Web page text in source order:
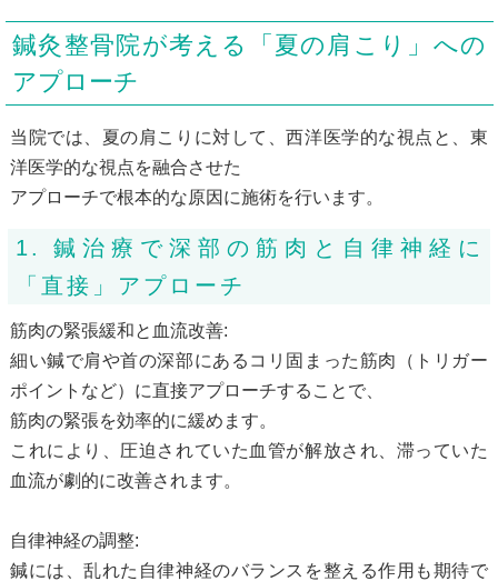
鍼灸整骨院が考える「夏の肩こり」への
アプローチ
当院では、夏の肩こりに対して、西洋医学的な視点と、東
洋医学的な視点を融合させた
アプローチで根本的な原因に施術を行います。
1. 鍼治療で深部の筋肉と自律神経に
「直接」アプローチ
筋肉の緊張緩和と血流改善:
細い鍼で肩や首の深部にあるコリ固まった筋肉（トリガー
ポイントなど）に直接アプローチすることで、
筋肉の緊張を効率的に緩めます。
これにより、圧迫されていた血管が解放され、滞っていた
血流が劇的に改善されます。
自律神経の調整:
鍼には、乱れた自律神経のバランスを整える作用も期待で